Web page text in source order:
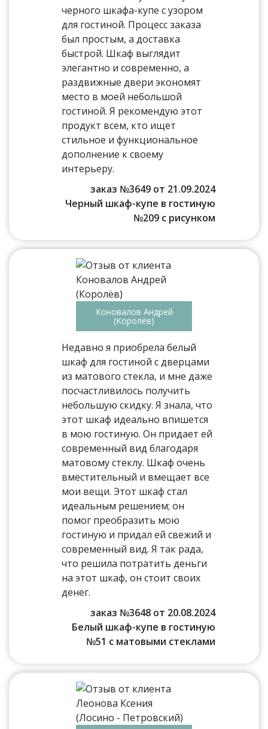
черного шкафа-купе с узором
для гостиной. Процесс заказа
был простым, а доставка
быстрой. Шкаф выглядит
элегантно и современно, а
раздвижные двери экономят
место в моей небольшой
гостиной. Я рекомендую этот
продукт всем, кто ищет
стильное и функциональное
дополнение к своему
интерьеру.
заказ №3649 от 21.09.2024
Черный шкаф-купе в гостиную
№209 с рисунком
Коновалов Андрей
(Королёв)
Недавно я приобрела белый
шкаф для гостиной с дверцами
из матового стекла, и мне даже
посчастливилось получить
небольшую скидку. Я знала, что
этот шкаф идеально впишется
в мою гостиную. Он придает ей
современный вид благодаря
матовому стеклу. Шкаф очень
вместительный и вмещает все
мои вещи. Этот шкаф стал
идеальным решением; он
помог преобразить мою
гостиную и придал ей свежий и
современный вид. Я так рада,
что решила потратить деньги
на этот шкаф, он стоит своих
денег.
заказ №3648 от 20.08.2024
Белый шкаф-купе в гостиную
№51 с матовыми стеклами